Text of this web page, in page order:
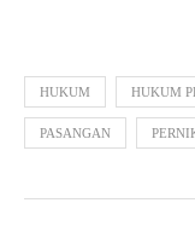
HUKUM HUKUM
PASANGAN